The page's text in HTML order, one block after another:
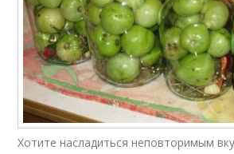
Хотите насладиться неповторимым